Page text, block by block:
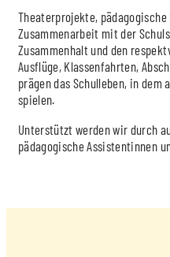
Theaterprojekte, pädagogische
Zusammenarbeit mit der
Zusammenhalt und den
Ausflüge, Klassenfahrten,
prägen das Schulleben, in
spielen.
Unterstützt werden wir durch
pädagogische Assistentinnen